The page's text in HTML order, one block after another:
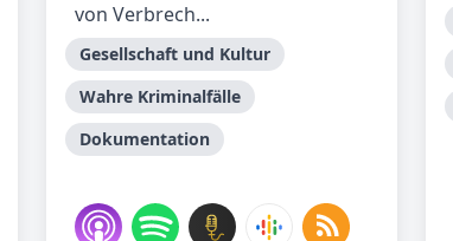
von Verbrech...
Gesellschaft und Kultur
Wahre Kriminalfälle
Dokumentation